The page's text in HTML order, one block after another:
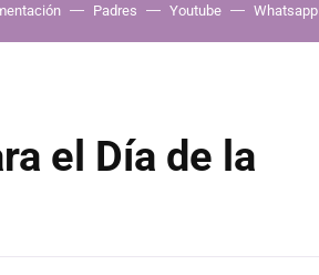
Padres Youtube Whatsapp
el Día de la